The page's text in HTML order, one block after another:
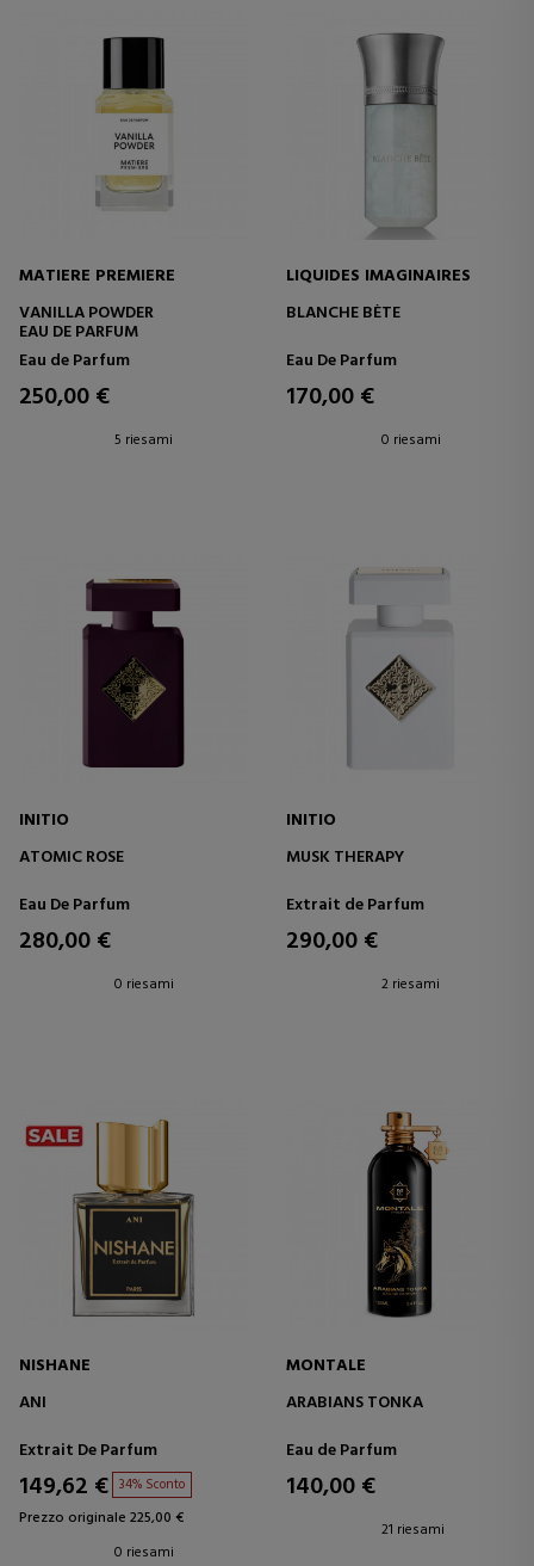
MATIERE PREMIERE
VANILLA POWDER
EAU DE PARFUM
Eau de Parfum
250,00 €
5 riesami
LIQUIDES IMAGINAIRES
BLANCHE BÈTE
Eau De Parfum
170,00 €
0 riesami
INITIO
ATOMIC ROSE
Eau De Parfum
280,00 €
0 riesami
INITIO
MUSK THERAPY
Extrait de Parfum
290,00 €
2 riesami
NISHANE
ANI
Extrait De Parfum
149,62 € 34% Sconto
Prezzo originale 225,00 €
0 riesami
MONTALE
ARABIANS TONKA
Eau de Parfum
140,00 €
21 riesami